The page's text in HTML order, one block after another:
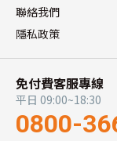
聯絡我們
隱私政策
免付費客服專線
平日 09:00~18:30
0800-